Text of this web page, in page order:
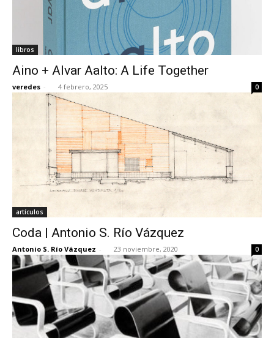
libros
Aino + Alvar Aalto: A Life Together
veredes - 4 febrero, 2025 0
artículos
Coda | Antonio S. Río Vázquez
Antonio S. Río Vázquez - 23 noviembre, 2020 0